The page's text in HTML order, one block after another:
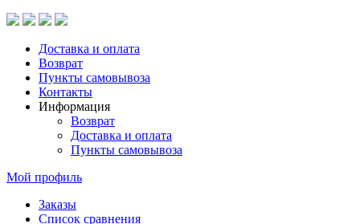
Доставка и оплата
Возврат
Пункты самовывоза
Контакты
Информация
Возврат
Доставка и оплата
Пункты самовывоза
Мой профиль
Заказы
Список сравнения